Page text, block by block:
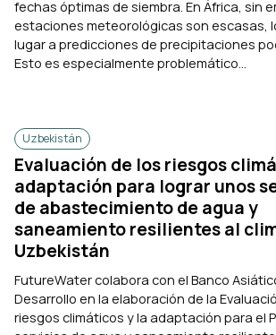
fechas óptimas de siembra. En África, sin
estaciones meteorológicas son escasas,
lugar a predicciones de precipitaciones
Esto es especialmente problemático...
Uzbekistán
Evaluación de los riesgos
adaptación para lograr unos
de abastecimiento de agua y
saneamiento resilientes al
Uzbekistán
FutureWater colabora con el Banco
Desarrollo en la elaboración de la
riesgos climáticos y la adaptación para el